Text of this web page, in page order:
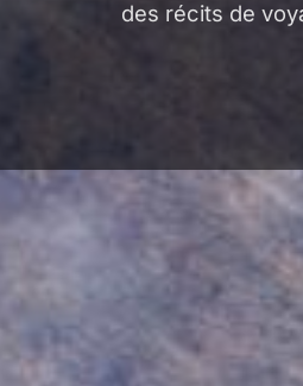
des récits de